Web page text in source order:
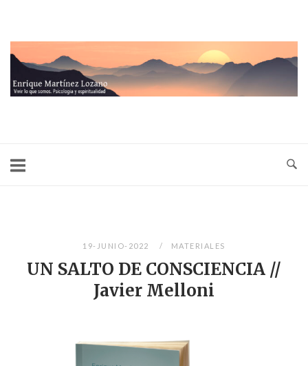
contenido
19-JUNIO-2022 MATERIALES
UN SALTO DE CONSCIENCIA //
Javier Melloni